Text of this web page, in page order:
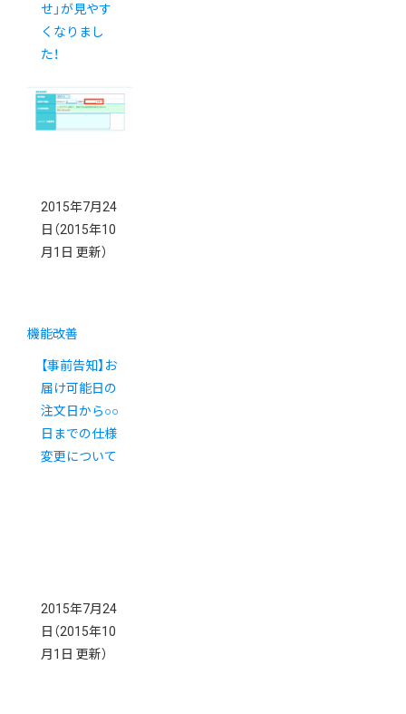
せ」が見やす
くなりまし
た！
2015年7月24
日 （2015年10
月1日 更新）
機能改善
【事前告知】お
届け可能日の
注文日から○○
日までの仕様
変更について
2015年7月24
日 （2015年10
月1日 更新）